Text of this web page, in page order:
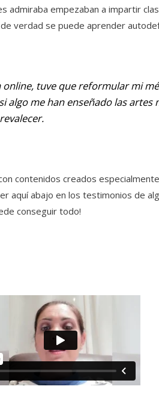
admiraba empezaban a impartir
verdad se puede aprender
tuve que reformular mi
algo me han enseñado las artes
contenidos creados
aquí abajo en los testimonios de
conseguir todo!